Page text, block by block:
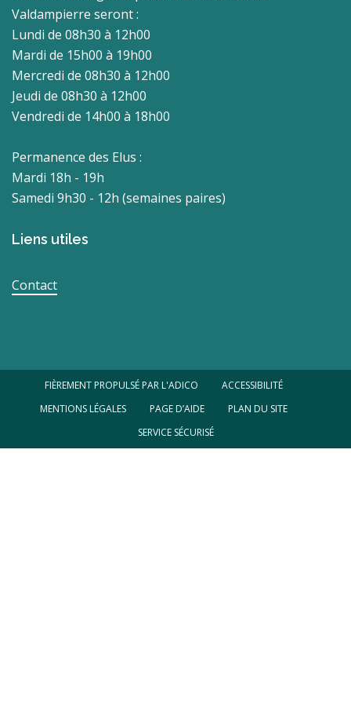
Valdampierre seront :
Lundi de 08h30 à 12h00
Mardi de 15h00 à 19h00
Mercredi de 08h30 à 12h00
Jeudi de 08h30 à 12h00
Vendredi de 14h00 à 18h00
Permanence des Elus :
Mardi 18h - 19h
Samedi 9h30 - 12h (semaines paires)
Liens utiles
Contact
FIÈREMENT PROPULSÉ PAR L'ADICO
ACCESSIBILITÉ
MENTIONS LÉGALES
PAGE D’AIDE
PLAN DU SITE
SERVICE SÉCURISÉ